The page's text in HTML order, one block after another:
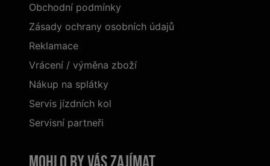
Obchodní podmínky
Zásady ochrany osobních údajů
Reklamace
Vrácení / výměna zboží
Nákup na splátky
Servis jízdních kol
Servisní partneři